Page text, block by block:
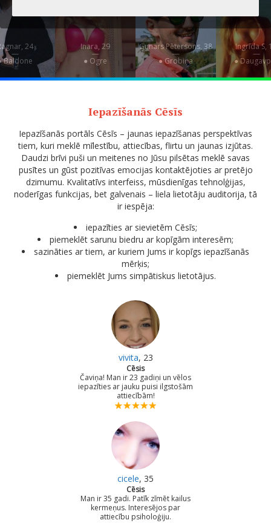
24
—
Baldone
Inara, 29
—
● Ogre
Gunārs Pētersons, 38
—
● Grobiņa
Ingrīda S,
—
●
Iepazīšanās Cēsīs
Iepazīšanās portāls Cēsīs – jaunas iepazīšanas perspektīvas
tiem, kuri meklē mīlestību, attiecības, flirtu un jaunas izjūtas.
Daudzi brīvi puši un meitenes no Jūsu pilsētas meklē savas
pusītes un gūst pozitīvas emocijas kontaktējoties ar pretējo
dzimumu. Kvalitatīvs interfeiss, mūsdienīgas tehnolģijas,
noderīgas funkcijas, bet galvenais – liela lietotāju auditorija, tā
ir iespēja:
iepazīties ar sievietēm Cēsīs;
piemeklēt sarunu biedru ar kopīgām interesēm;
sazināties ar tiem, ar kuriem Jums ir kopīgs iepazīšanās
mērķis;
piemeklēt Jums simpātiskus lietotājus.
vivita, 23
Cēsis
Čaviņa! Man ir 23 gadiņi un vēlos
iepazīties ar jauku puisi ilgstošām
attiecībām!
cicele, 35
Cēsis
Man ir 35 gadi. Patīk zīmēt kailus
kermeņus. Interesējos par
attiecību psiholoģiju.